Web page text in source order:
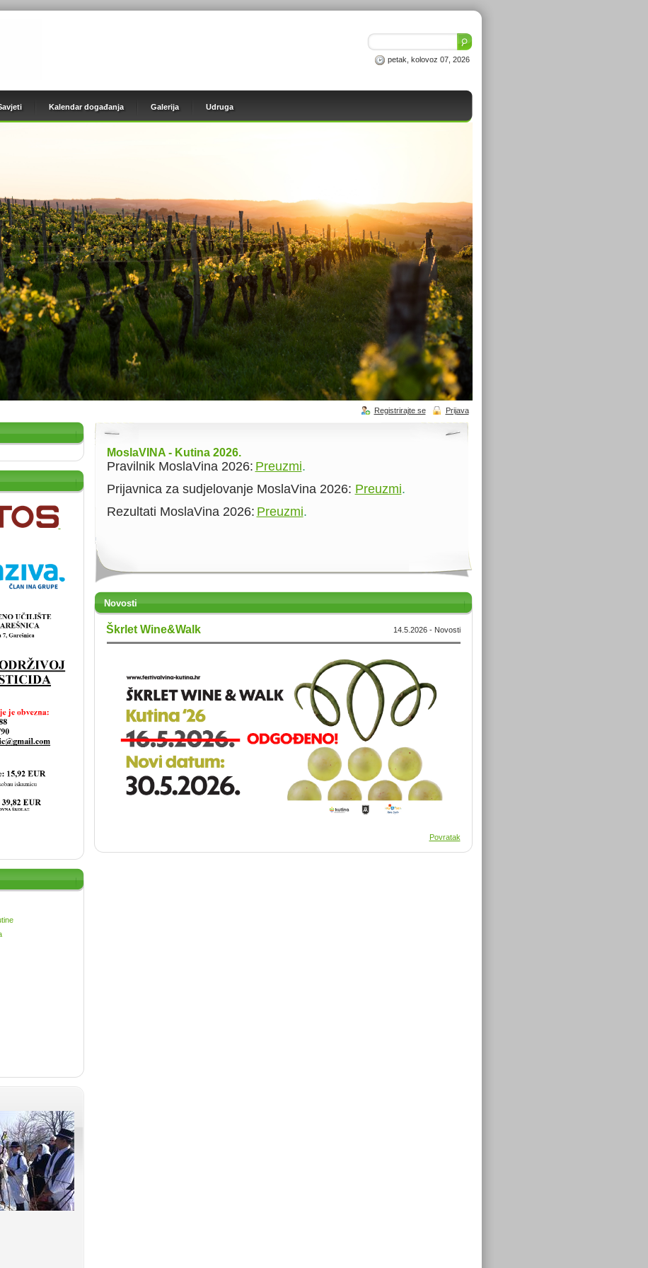
petak, kolovoz 07, 2026
Kalendar događanja Galerija Udruga
Prijava
Registrirajte se
MoslaVINA - Kutina 2026.
Pravilnik MoslaVina 2026: Preuzmi.
Prijavnica za sudjelovanje MoslaVina 2026: Preuzmi.
Rezultati MoslaVina 2026: Preuzmi.
Novosti
Škrlet Wine&Walk 14.5.2026 - Novosti
Povratak